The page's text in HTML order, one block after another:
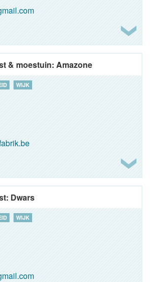
& moestuin: Amazone
WIJK
Dwars
WIJK